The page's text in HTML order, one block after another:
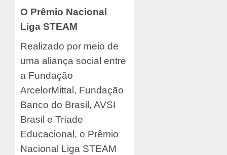
O Prêmio Nacional
Liga STEAM
Realizado por meio de
uma aliança social entre
a Fundação
ArcelorMittal, Fundação
Banco do Brasil, AVSI
Brasil e Tríade
Educacional, o Prêmio
Nacional Liga STEAM